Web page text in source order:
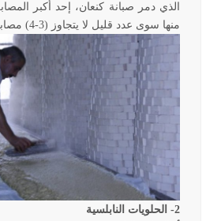
الذي دمر صبانة كنعان، إحد أكبر
منها سوى عدد قليل لا يتجاوز (3-4) مصابن عاملة حتى الآن.
2- الحلويات النابلسية